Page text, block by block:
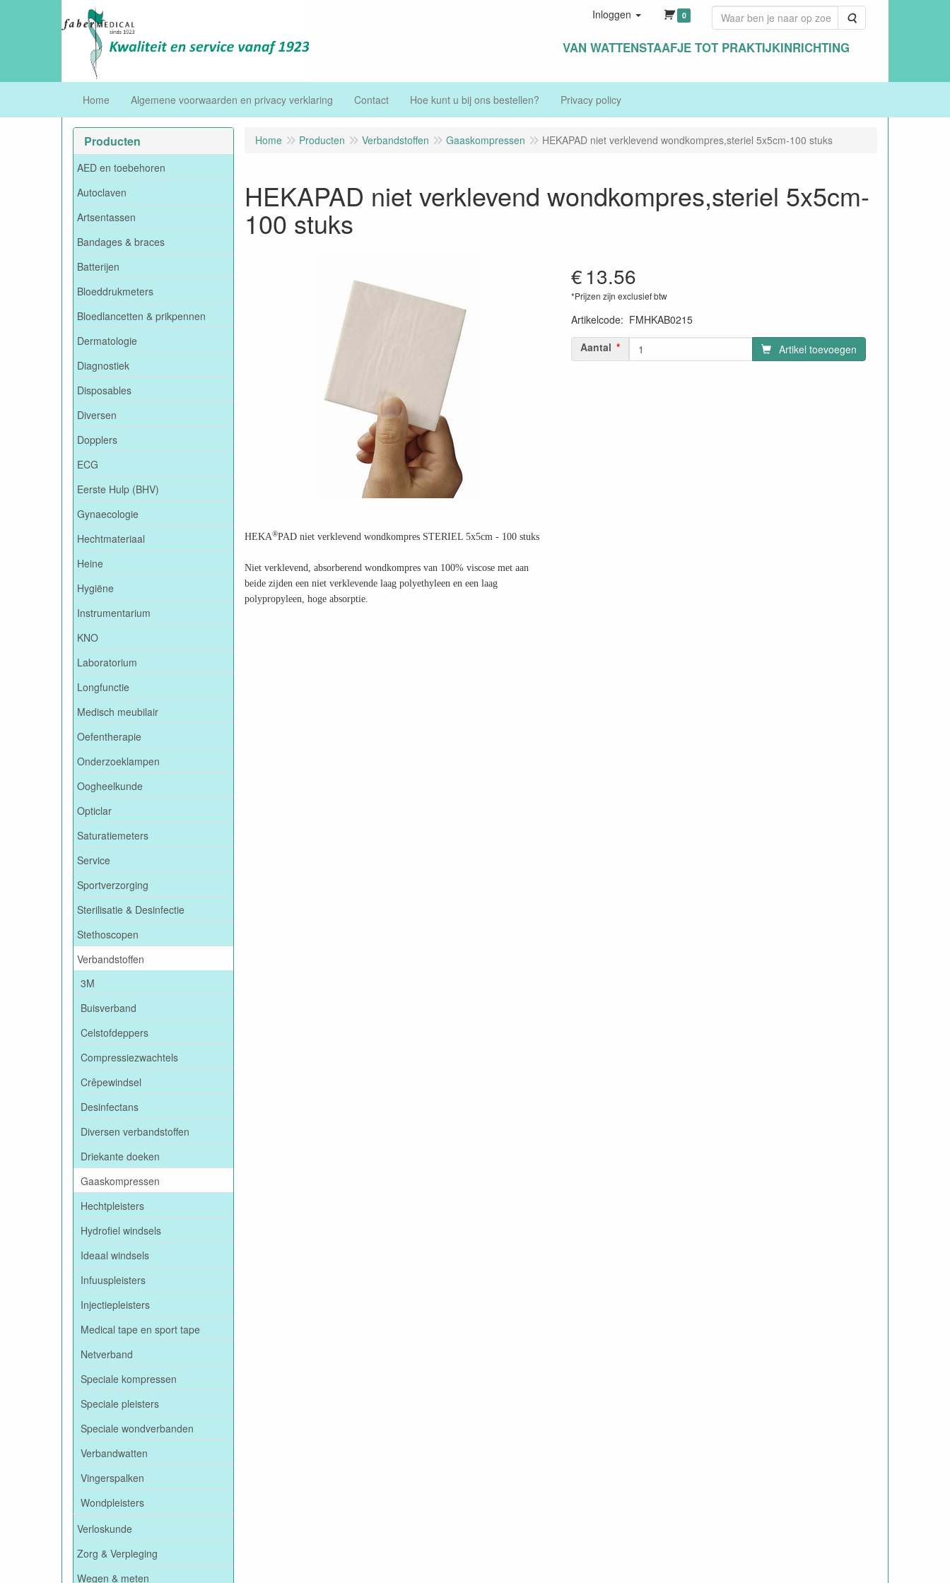
VAN WATTENSTAAFJE TOT PRAKTIJKINRICHTING
Inloggen 0 Zoeken
Home Algemene voorwaarden en privacy verklaring Contact Hoe kunt u bij ons bestellen? Privacy policy
Producten
AED en toebehoren
Autoclaven
Artsentassen
Bandages & braces
Batterijen
Bloeddrukmeters
Bloedlancetten & prikpennen
Dermatologie
Diagnostiek
Disposables
Diversen
Dopplers
ECG
Eerste Hulp (BHV)
Gynaecologie
Hechtmateriaal
Heine
Hygiëne
Instrumentarium
KNO
Laboratorium
Longfunctie
Medisch meubilair
Oefentherapie
Onderzoeklampen
Oogheelkunde
Opticlar
Saturatiemeters
Service
Sportverzorging
Sterilisatie & Desinfectie
Stethoscopen
Verbandstoffen
3M
Buisverband
Celstofdeppers
Compressiezwachtels
Crêpewindsel
Desinfectans
Diversen verbandstoffen
Driekante doeken
Gaaskompressen
Hechtpleisters
Hydrofiel windsels
Ideaal windsels
Infuuspleisters
Injectiepleisters
Medical tape en sport tape
Netverband
Speciale kompressen
Speciale pleisters
Speciale wondverbanden
Verbandwatten
Vingerspalken
Wondpleisters
Verloskunde
Zorg & Verpleging
Wegen & meten
Home Producten Verbandstoffen Gaaskompressen HEKAPAD niet verklevend wondkompres,steriel 5x5cm-100 stuks
HEKAPAD niet verklevend wondkompres,steriel 5x5cm-
100 stuks
€13.56
*Prijzen zijn exclusief btw
Artikelcode: FMHKAB0215
Aantal
Artikel toevoegen
HEKA®PAD niet verklevend wondkompres STERIEL 5x5cm - 100 stuks
Niet verklevend, absorberend wondkompres van 100% viscose met aan
beide zijden een niet verklevende laag polyethyleen en een laag
polypropyleen, hoge absorptie.